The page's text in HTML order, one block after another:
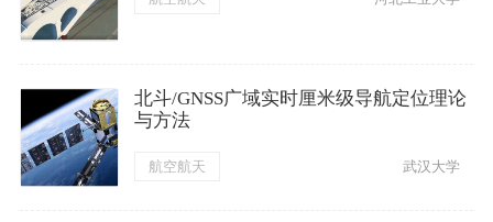
北斗/GNSS广域实时厘米级导航定位理论
与方法
航空航天 武汉大学